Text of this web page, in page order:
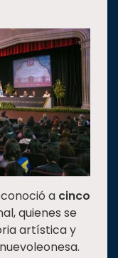
a cinco
quienes se
artística y